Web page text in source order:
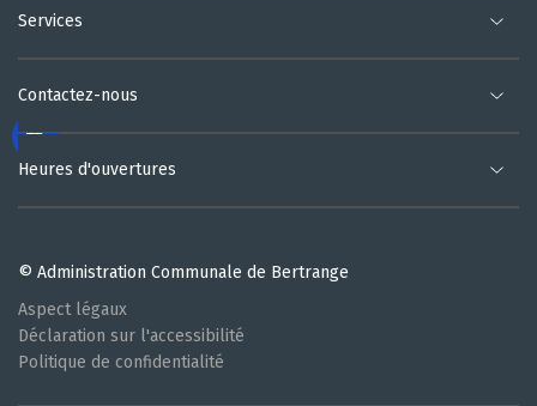
Services
Contactez-nous
Heures d'ouvertures
© Administration Communale de Bertrange
Aspect légaux
Déclaration sur l'accessibilité
Politique de confidentialité